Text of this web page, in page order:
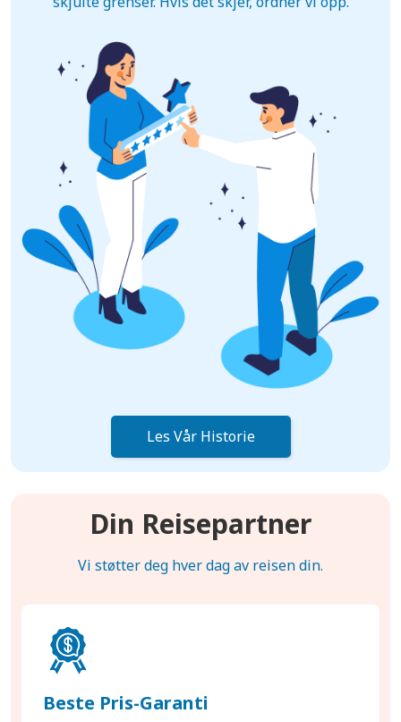
Les Vår Historie
Din Reisepartner
Vi støtter deg hver dag av reisen din.
Beste Pris-Garanti